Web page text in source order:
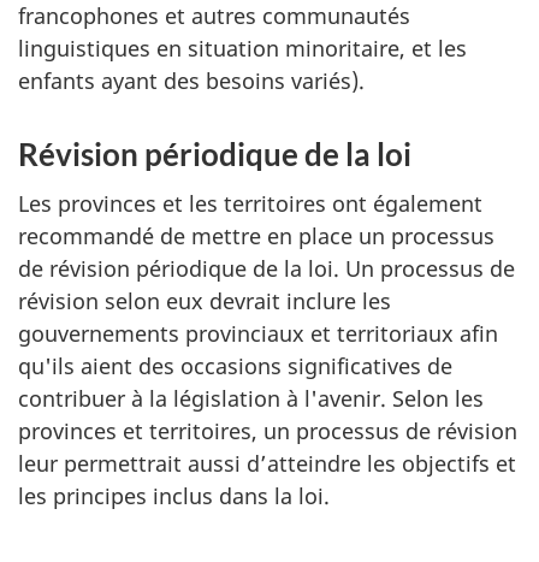
francophones et autres communautés
linguistiques en situation minoritaire, et les
enfants ayant des besoins variés).
Révision périodique de la loi
Les provinces et les territoires ont également
recommandé de mettre en place un processus
de révision périodique de la loi. Un processus de
révision selon eux devrait inclure les
gouvernements provinciaux et territoriaux afin
qu'ils aient des occasions significatives de
contribuer à la législation à l'avenir. Selon les
provinces et territoires, un processus de révision
leur permettrait aussi d’atteindre les objectifs et
les principes inclus dans la loi.